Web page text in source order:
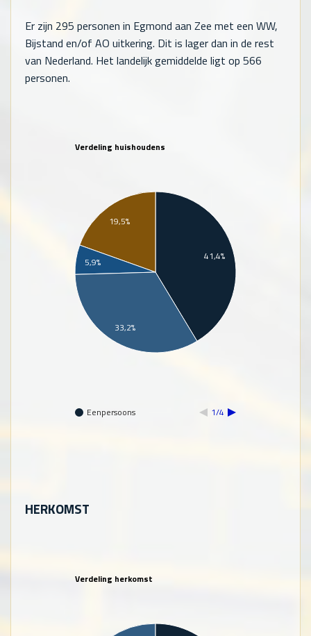
Er zijn 295 personen in Egmond aan Zee met een WW,
Bijstand en/of AO uitkering. Dit is lager dan in de rest
van Nederland. Het landelijk gemiddelde ligt op 566
personen.
Verdeling huishoudens
Eenpersoons 1/4
41,4%
19,5%
5,9%
33,2%
HERKOMST
Verdeling herkomst